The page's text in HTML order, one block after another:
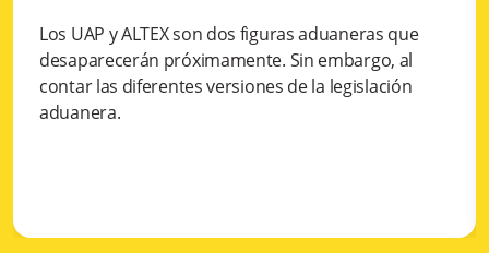
Los UAP y ALTEX son dos figuras aduaneras que
desaparecerán próximamente. Sin embargo, al
contar las diferentes versiones de la legislación
aduanera.